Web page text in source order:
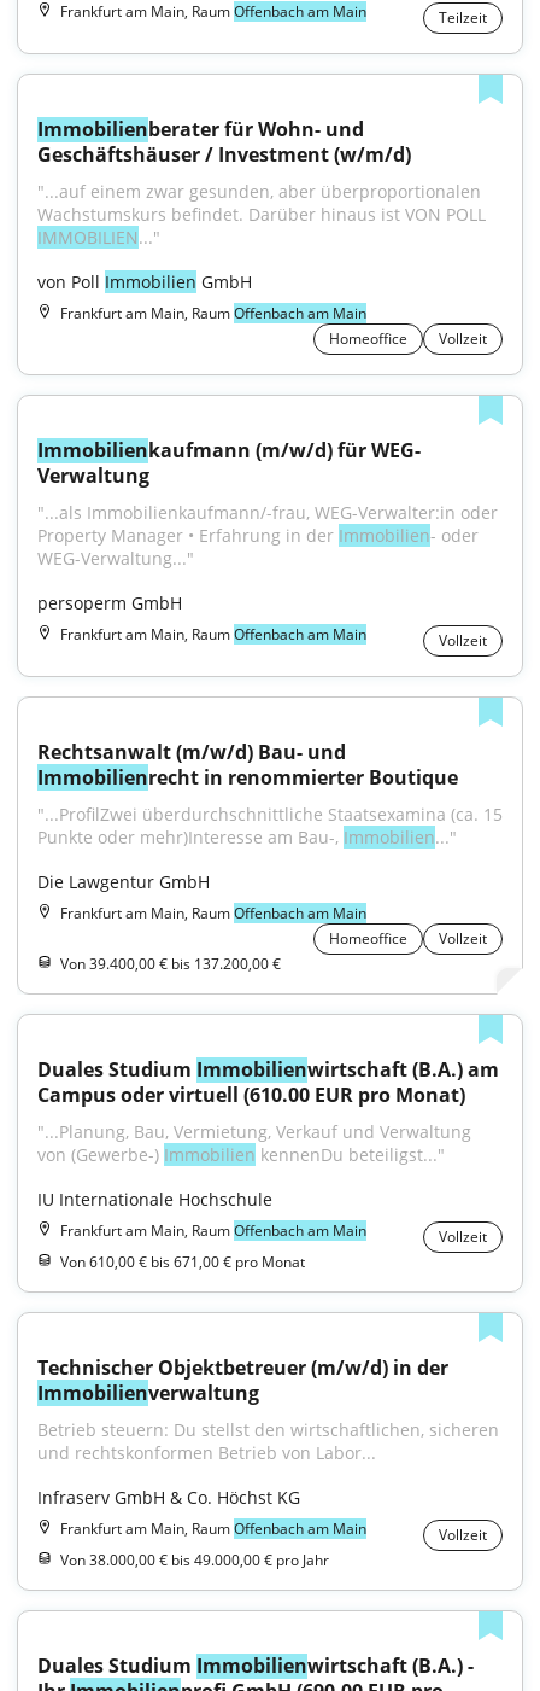
Frankfurt am Main, RaumOffenbach am Main Teilzeit
Immobilienberater für Wohn- und
Geschäftshäuser / Investment (w/m/d)
"...auf einem zwar gesunden, aber überproportionalen
IMMOBILIEN..."
von Poll Immobilien GmbH
Frankfurt am Main, RaumOffenbach am Main
Homeoffice
Vollzeit
Immobilienkaufmann (m/w/d) für WEG-
Verwaltung
"...als Immobilienkaufmann/-frau, WEG-Verwalter:in oder
Property Manager • Erfahrung in der Immobilien- oder
WEG-Verwaltung..."
persoperm GmbH
Frankfurt am Main, RaumOffenbach am Main Vollzeit
Immobilienrecht in renommierter Boutique
"...ProfilZwei überdurchschnittliche Staatsexamina (ca. 15
Punkte oder mehr)Interesse am Bau-, Immobilien..."
Die Lawgentur GmbH
Frankfurt am Main, RaumOffenbach am Main
Homeoffice
Vollzeit
Von 39.400,00 € bis 137.200,00 €
Duales Studium Immobilienwirtschaft (B.A.) am
Campus oder virtuell (610.00 EUR pro Monat)
"...Planung, Bau, Vermietung, Verkauf und Verwaltung
von (Gewerbe-) Immobilien kennenDu beteiligst..."
IU Internationale Hochschule
Frankfurt am Main, RaumOffenbach am Main
Vollzeit
Von 610,00 € bis 671,00 € pro Monat
Immobilienverwaltung
Betrieb steuern: Du stellst den wirtschaftlichen, sicheren
und rechtskonformen Betrieb von Labor...
Infraserv GmbH & Co. Höchst KG
Frankfurt am Main, RaumOffenbach am Main
Vollzeit
Von 38.000,00 € bis 49.000,00 € pro Jahr
Duales Studium Immobilienwirtschaft (B.A.) -